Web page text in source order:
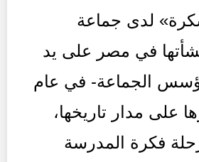
لدى جماعة
في مصر على يد
الجماعة- في عام
على مدار تاريخها،
فكرة المدرسة